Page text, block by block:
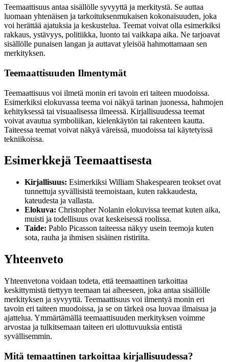
Teemaattisuus antaa sisällölle syvyyttä ja merkitystä. Se auttaa
luomaan yhtenäisen ja tarkoituksenmukaisen kokonaisuuden, joka
voi herättää ajatuksia ja keskustelua. Teemat voivat olla esimerkiksi
rakkaus, ystävyys, politiikka, luonto tai vaikkapa aika. Ne tarjoavat
sisällölle punaisen langan ja auttavat yleisöä hahmottamaan sen
merkityksen.
Teemaattisuuden Ilmentymät
Teemaattisuus voi ilmetä monin eri tavoin eri taiteen muodoissa.
Esimerkiksi elokuvassa teema voi näkyä tarinan juonessa, hahmojen
kehityksessä tai visuaalisessa ilmeessä. Kirjallisuudessa teemat
voivat avautua symboliikan, kielenkäytön tai rakenteen kautta.
Taiteessa teemat voivat näkyä väreissä, muodoissa tai käytetyissä
tekniikoissa.
Esimerkkejä Teemaattisesta
Kirjallisuus: Esimerkiksi William Shakespearen teokset ovat
tunnettuja syvällisistä teemoistaan, kuten rakkaudesta,
kateudesta ja vallasta.
Elokuva: Christopher Nolanin elokuvissa teemat kuten aika,
muisti ja todellisuus ovat keskeisessä roolissa.
Taide: Pablo Picasson taiteessa näkyy usein teemoja kuten
sota, rauha ja ihmisen sisäinen ristiriita.
Yhteenveto
Yhteenvetona voidaan todeta, että teemaattinen tarkoittaa
keskittymistä tiettyyn teemaan tai aiheeseen, joka antaa sisällölle
merkityksen ja syvyyttä. Teemaattisuus voi ilmentyä monin eri
tavoin eri taiteen muodoissa, ja se on tärkeä osa luovaa ilmaisua ja
ajattelua. Ymmärtämällä teemaattisuuden merkityksen voimme
arvostaa ja tulkitsemaan taiteen eri ulottuvuuksia entistä
syvällisemmin.
Mitä temaattinen tarkoittaa kirjallisuudessa?